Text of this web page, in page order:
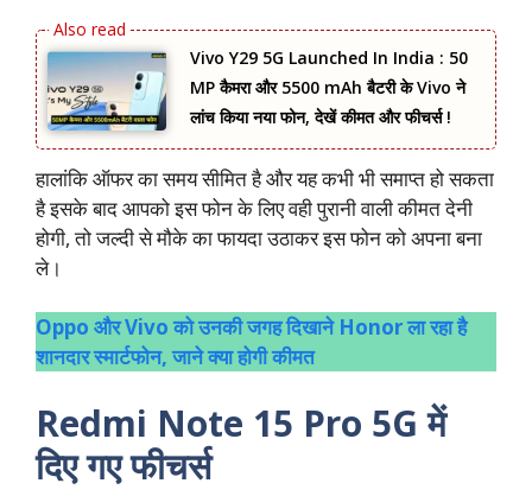
Vivo Y29 5G Launched In India : 50
MP कैमरा और 5500 mAh बैटरी के Vivo ने
लांच किया नया फोन, देखें कीमत और फीचर्स !
हालांकि ऑफर का समय सीमित है और यह कभी भी समाप्त हो सकता
है इसके बाद आपको इस फोन के लिए वही पुरानी वाली कीमत देनी
होगी, तो जल्दी से मौके का फायदा उठाकर इस फोन को अपना बना
ले।
Oppo और Vivo को उनकी जगह दिखाने Honor ला रहा है
शानदार स्‍मार्टफोन, जाने क्या होगी कीमत
Redmi Note 15 Pro 5G में
दिए गए फीचर्स